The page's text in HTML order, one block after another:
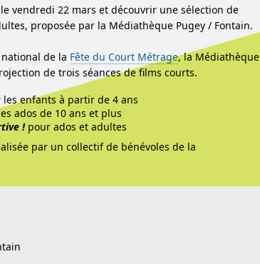
vendredi 22 mars et découvrir une sélection de
proposée par la Médiathèque Pugey / Fontain.
national de la Fête du Court Métrage, la Médiathèque
de trois séances de films courts.
enfants à partir de 4 ans
ados de 10 ans et plus
!pour ados et adultes
par un collectif de bénévoles de la